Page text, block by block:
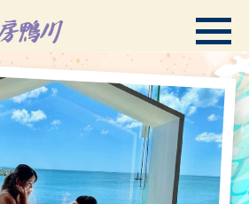
会員ログイン
HMIプレミアムクラブご案内
TOPページ